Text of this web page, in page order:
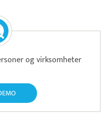
og virksomheter